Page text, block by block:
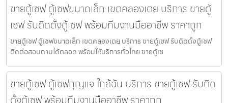
ขายตู้เซฟ ตู้เซฟขนาดเล็ก เขตคลองเตย บริการ ขายตู้
เซฟ รับติดตั้งตู้เซฟ พร้อมทีมงานมืออาชีพ ราคาถูก
ขายตู้เซฟ ตู้เซฟขนาดเล็ก เขตคลองเตย บริการ ขายตู้เซฟ รับติดตั้งตู้เซฟ
ติดต่อสอบถามได้ตลอด พร้อมให้บริการทั่วไทย ขายตู้เซ
ขายตู้เซฟ ตู้เซฟกุญแจ ใกล้ฉัน บริการ ขายตู้เซฟ รับติด